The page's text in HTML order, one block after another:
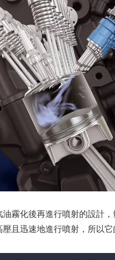
霧化後再進行噴射的設計
且迅速地進行噴射，所以它